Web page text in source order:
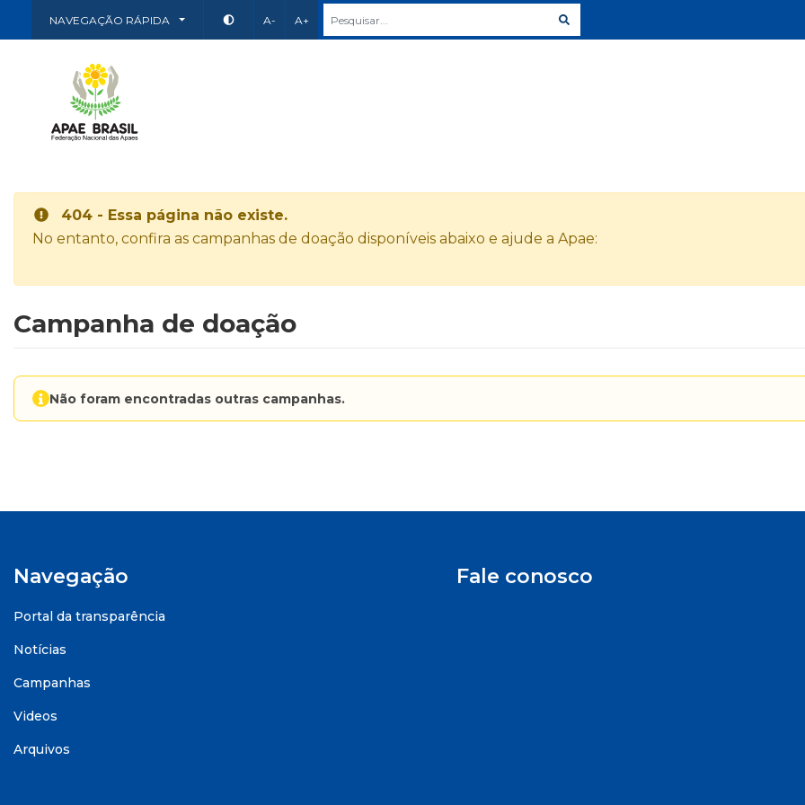
NAVEGAÇÃO RÁPIDA A- A+
404 - Essa página não existe.
No entanto, confira as campanhas de doação disponíveis abaixo e ajude a Apae:
Campanha de doação
Não foram encontradas outras campanhas.
Navegação
Portal da transparência
Notícias
Campanhas
Videos
Arquivos
Fale conosco